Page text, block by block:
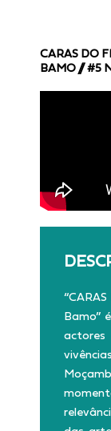
CARAS DO
BAMO // #5
Bamo”
actores